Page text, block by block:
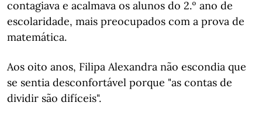
contagiava e acalmava os alunos do 2.º ano de
escolaridade, mais preocupados com a prova de
matemática.
Aos oito anos, Filipa Alexandra não escondia que
se sentia desconfortável porque "as contas de
dividir são difíceis".